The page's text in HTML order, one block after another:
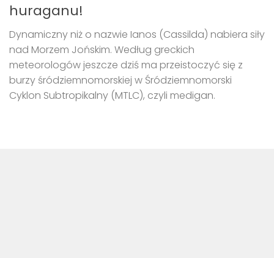
huraganu!
Dynamiczny niż o nazwie Ianos (Cassilda) nabiera siły
nad Morzem Jońskim. Według greckich
meteorologów jeszcze dziś ma przeistoczyć się z
burzy śródziemnomorskiej w Śródziemnomorski
Cyklon Subtropikalny (MTLC), czyli medigan.